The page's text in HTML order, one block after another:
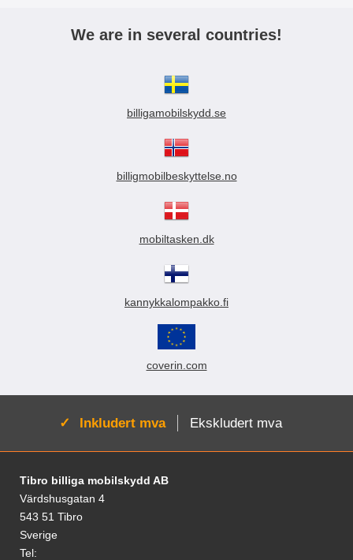
We are in several countries!
billigamobilskydd.se
billigmobilbeskyttelse.no
mobiltasken.dk
kannykkalompakko.fi
coverin.com
Aktiv:
Inkludert mva Ekskludert mva
Footer-innhold Blandet informasjon og
Tibro billiga mobilskydd AB
Värdshusgatan 4
543 51 Tibro
Sverige
Tel: